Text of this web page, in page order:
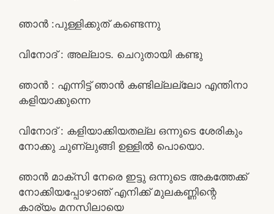
ഞാൻ :പുള്ളിക്കുത് കണ്ടെന്നു
വിനോദ് : അല്ലാട. ചെറുതായി കണ്ടു
ഞാൻ : എന്നിട്ട് ഞാൻ കണ്ടില്ലല്ലോ എന്തിനാ
കളിയാക്കുന്നെ
വിനോദ് : കളിയാക്കിയതല്ല ഒന്നുടെ ശേരികും
നോക്കു ചുണ്ലുങ്ങി ഉള്ളിൽ പൊയൊ.
ഞാൻ മാക്സി നേരെ ഇട്ടു ഒന്നുടെ അകത്തേക്ക്
നോക്കിയപ്പോഴാഞ് എനിക്ക് മുലകണ്ണിന്റെ
കാര്യം മനസിലായെ